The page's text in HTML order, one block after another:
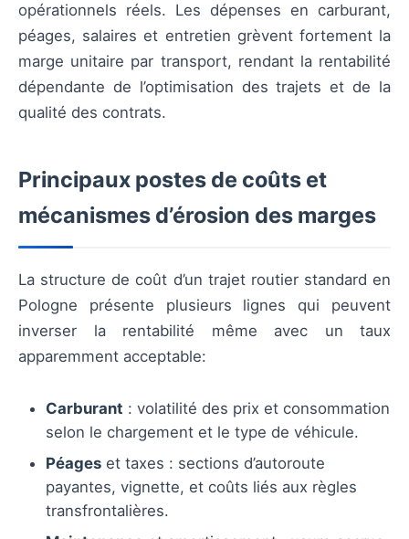
opérationnels réels. Les dépenses en carburant,
péages, salaires et entretien grèvent fortement la
marge unitaire par transport, rendant la rentabilité
dépendante de l’optimisation des trajets et de la
qualité des contrats.
Principaux postes de coûts et
mécanismes d’érosion des marges
La structure de coût d’un trajet routier standard en
Pologne présente plusieurs lignes qui peuvent
inverser la rentabilité même avec un taux
apparemment acceptable:
Carburant : volatilité des prix et consommation
selon le chargement et le type de véhicule.
Péages et taxes : sections d’autoroute
payantes, vignette, et coûts liés aux règles
transfrontalières.